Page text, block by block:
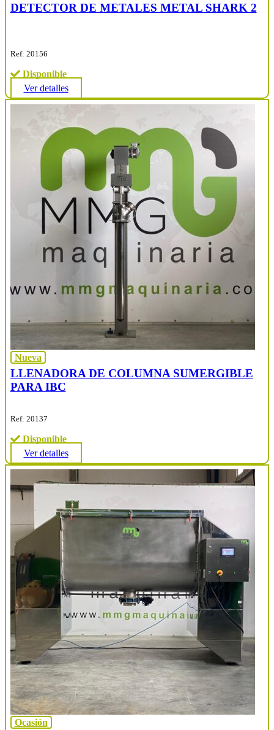
DETECTOR DE METALES METAL SHARK 2
Ref: 20156
Disponible
Ver detalles
Nueva
LLENADORA DE COLUMNA SUMERGIBLE
PARA IBC
Ref: 20137
Disponible
Ver detalles
Ocasión